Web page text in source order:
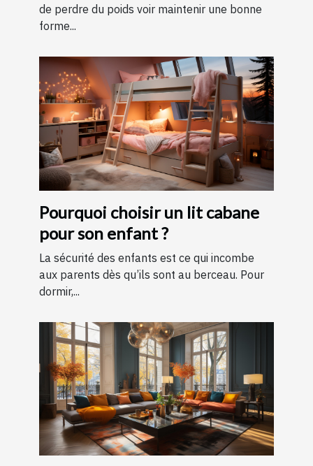
de perdre du poids voir maintenir une bonne
forme...
Pourquoi choisir un lit cabane
pour son enfant ?
La sécurité des enfants est ce qui incombe
aux parents dès qu’ils sont au berceau. Pour
dormir,...